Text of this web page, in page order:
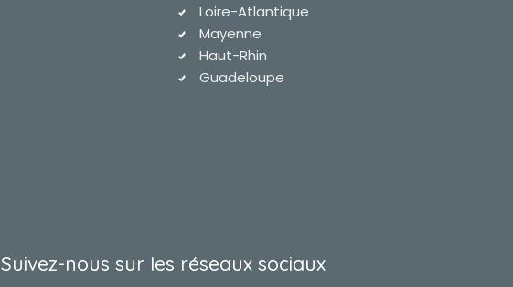
Loire-Atlantique
Mayenne
Haut-Rhin
Guadeloupe
Suivez-nous sur les réseaux sociaux